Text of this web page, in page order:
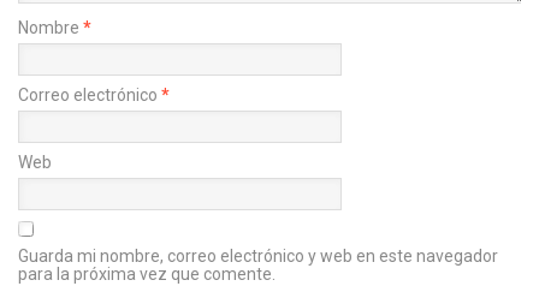
Nombre *
Correo electrónico *
Web
Guarda mi nombre, correo electrónico y web en este navegador
para la próxima vez que comente.